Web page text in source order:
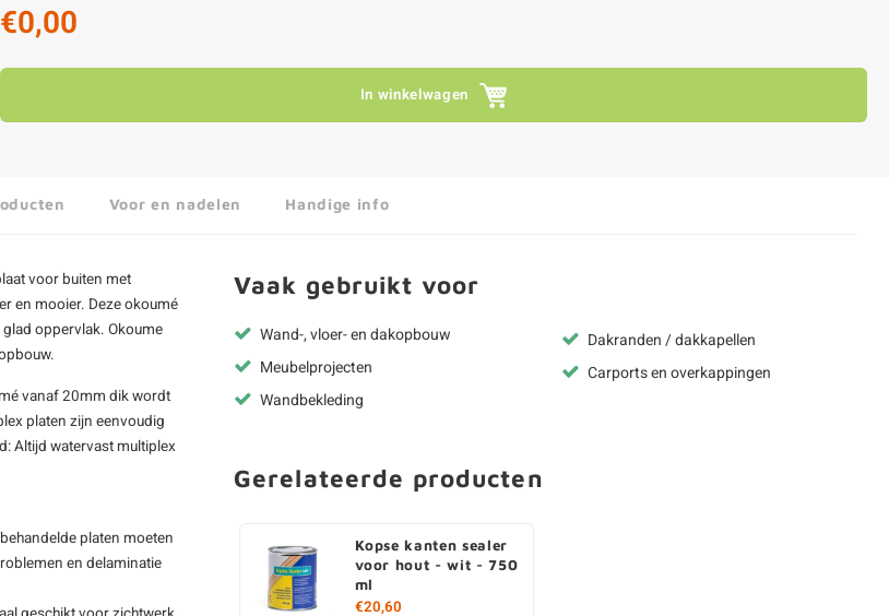
€0,00
In winkelwagen
Voor en nadelen Handige info
voor buiten met
en mooier. Deze okoumé
oppervlak. Okoume
vanaf 20mm dik wordt
platen zijn eenvoudig
Altijd watervast multiplex
platen moeten
en delaminatie
Vaak gebruikt voor
Wand-, vloer- en dakopbouw
Meubelprojecten
Wandbekleding
Dakranden / dakkapellen
Carports en overkappingen
Gerelateerde producten
Kopse kanten sealer
voor hout - wit - 750
ml
€20,60